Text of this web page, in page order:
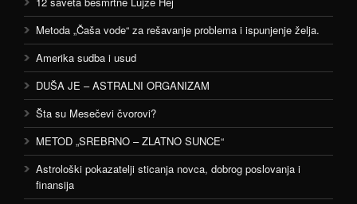
Metoda „Čaša vode“ za rešavanje problema i ispunjenje želja.
Amerika sudba i usud
DUŠA JE – ASTRALNI ORGANIZAM
Šta su Mesečevi čvorovi?
METOD „SREBRNO – ZLATNO SUNCE“
Astrološki pokazatelji sticanja novca, dobrog poslovanja i
finansija